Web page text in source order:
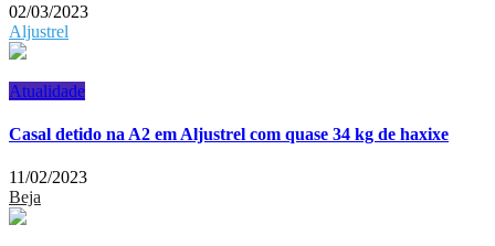
02/03/2023
Aljustrel
Atualidade
Casal detido na A2 em Aljustrel com quase 34 kg de haxixe
11/02/2023
Beja